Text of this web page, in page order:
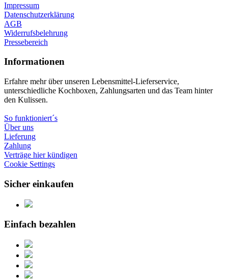
Impressum
Datenschutzerklärung
AGB
Widerrufsbelehrung
Pressebereich
Informationen
Erfahre mehr über unseren Lebensmittel-Lieferservice,
unterschiedliche Kochboxen, Zahlungsarten und das Team hinter
den Kulissen.
So funktioniert´s
Über uns
Lieferung
Zahlung
Verträge hier kündigen
Cookie Settings
Sicher einkaufen
Einfach bezahlen